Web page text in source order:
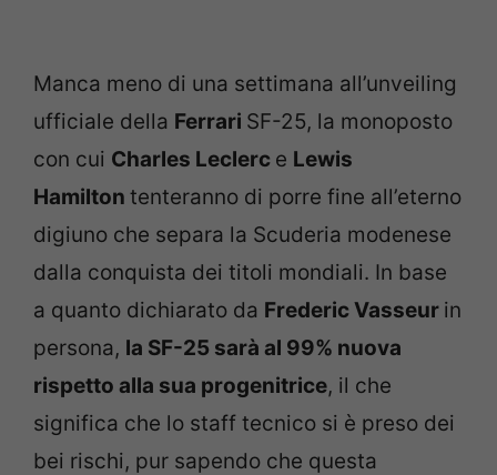
Manca meno di una settimana all’unveiling
ufficiale della Ferrari SF-25, la monoposto
con cui Charles Leclerc e Lewis
Hamilton tenteranno di porre fine all’eterno
digiuno che separa la Scuderia modenese
dalla conquista dei titoli mondiali. In base
a quanto dichiarato da Frederic Vasseur in
persona, la SF-25 sarà al 99% nuova
rispetto alla sua progenitrice, il che
significa che lo staff tecnico si è preso dei
bei rischi, pur sapendo che questa